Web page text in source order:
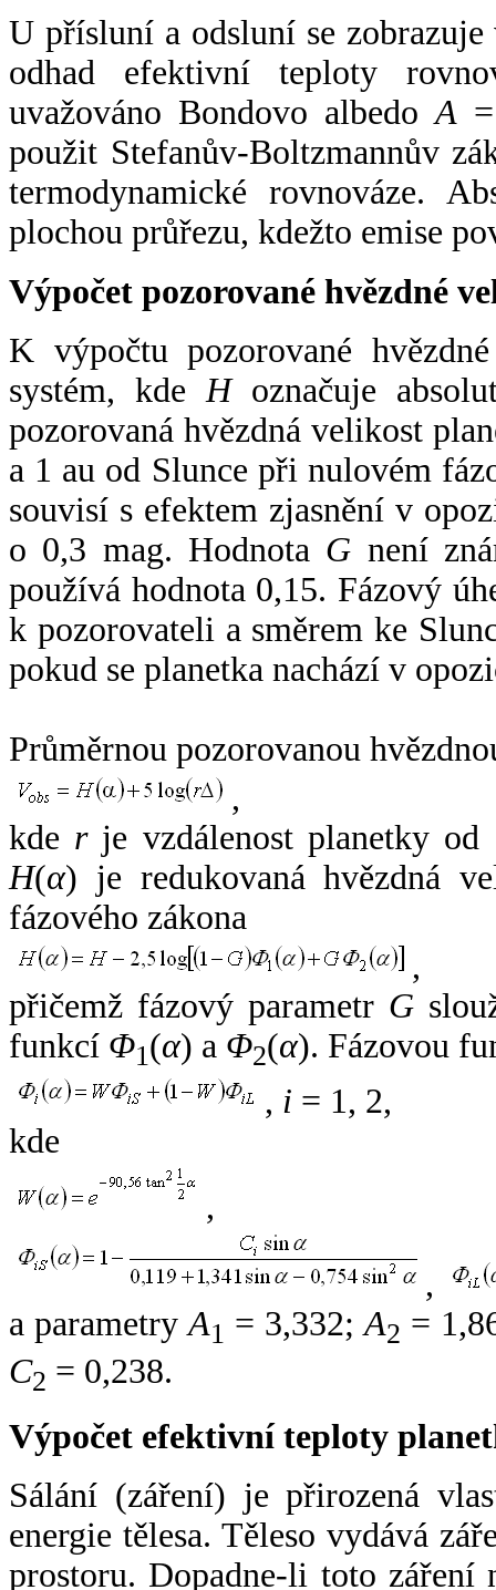
U přísluní a odsluní se
odhad efektivní teploty
uvažováno Bondovo albedoA
použit Stefanův-Boltzmannův
termodynamické rovnováze.
plochou průřezu, kdežto emise
Výpočet pozorované hvězdné
K výpočtu pozorované
systém, kde Hoznačuje
pozorovaná hvězdná velikost
a 1 au od Slunce při nulovém
souvisí s efektem zjasnění v
o 0,3 mag. Hodnota G není
používá hodnota 0,15. Fázový
k pozorovateli a směrem ke
pokud se planetka nachází v
Průměrnou pozorovanou
,
kde rje vzdálenost planetky od
H(α) je redukovaná hvězdná
fázového zákona
,
přičemž fázový parametr G
funkcí Φ1(α) a Φ2(α). Fázovou
, i = 1, 2,
kde
,
,
a parametryA1 = 3,332;A2 =
C2 = 0,238.
Výpočet efektivní teploty
Sálání (záření) je přirozená
energie tělesa. Těleso vydává
prostoru. Dopadne-li toto záření